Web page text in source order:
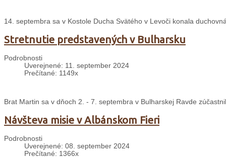
14. septembra sa v Kostole Ducha Svätého v Levoči konala
Stretnutie predstavených v Bulharsku
Podrobnosti
Uverejnené: 11. september 2024
Prečítané: 1149x
Brat Martin sa v dňoch 2. - 7. septembra v Bulharskej Ravde
Návšteva misie v Albánskom Fieri
Podrobnosti
Uverejnené: 08. september 2024
Prečítané: 1366x